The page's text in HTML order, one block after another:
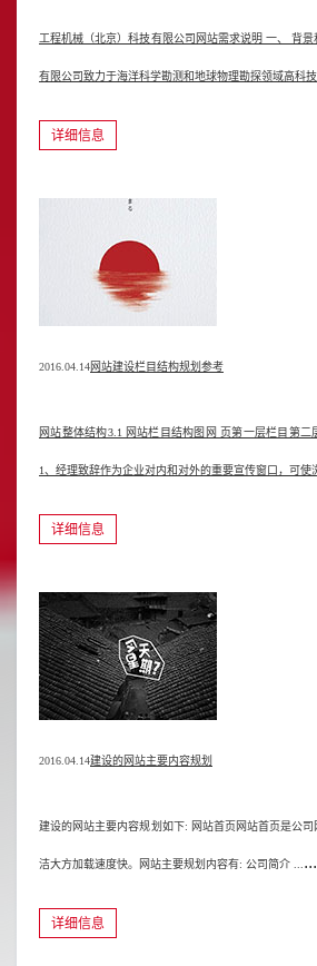
工程机械（北京）科技有限公司网站需求说明 一、 背
有限公司致力于海洋科学勘测和地球物理勘探领域高科技
详细信息
2016.04.14网站建设栏目结构规划参考
网站整体结构3.1 网站栏目结构图网 页第一层栏目第
1、经理致辞作为企业对内和对外的重要宣传窗口，可使
详细信息
2016.04.14建设的网站主要内容规划
建设的网站主要内容规划如下: 网站首页网站首页是公
洁大方加载速度快。网站主要规划内容有: 公司简介 ... ...
详细信息